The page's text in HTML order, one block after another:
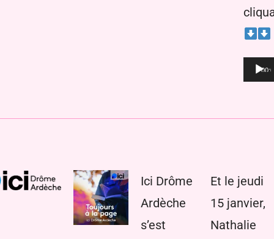
00:00
Ici Drôme
Ardèche
s’est
Et le jeudi
15 janvier,
Nathalie